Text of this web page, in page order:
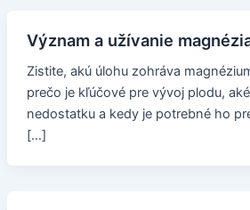
Význam a užívanie
Zistite, akú úlohu zohráva
prečo je kľúčové pre vývoj plodu,
nedostatku a kedy je potrebné ho
[…]